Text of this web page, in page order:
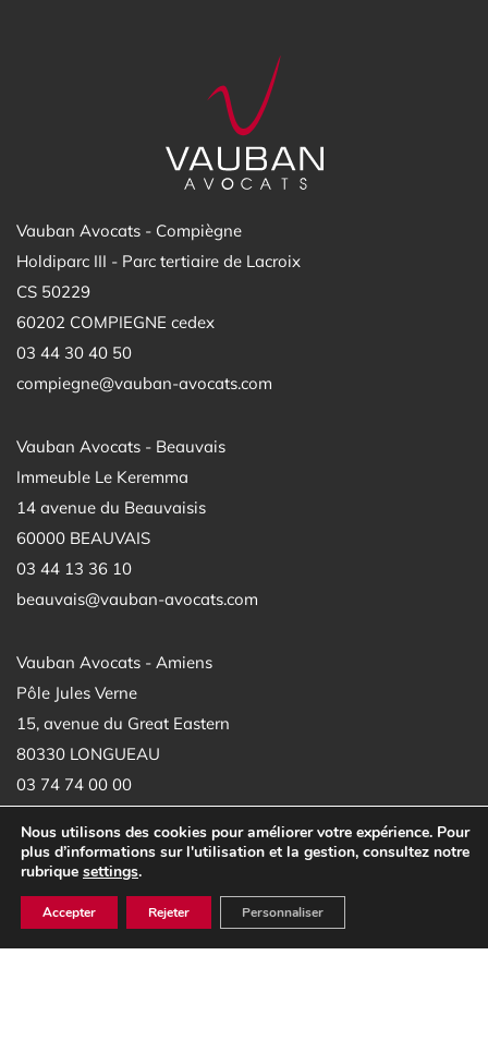
Vauban Avocats - Compiègne
Holdiparc III - Parc tertiaire de Lacroix
CS 50229
60202 COMPIEGNE cedex
03 44 30 40 50
compiegne@vauban-avocats.com
Vauban Avocats - Beauvais
Immeuble Le Keremma
14 avenue du Beauvaisis
60000 BEAUVAIS
03 44 13 36 10
beauvais@vauban-avocats.com
Vauban Avocats - Amiens
Pôle Jules Verne
15, avenue du Great Eastern
80330 LONGUEAU
03 74 74 00 00
Accueil
Nous utilisons des cookies pour améliorer votre expérience. Pour
plus d’informations sur l'utilisation et la gestion, consultez notre
rubrique settings.
Accepter Rejeter Personnaliser